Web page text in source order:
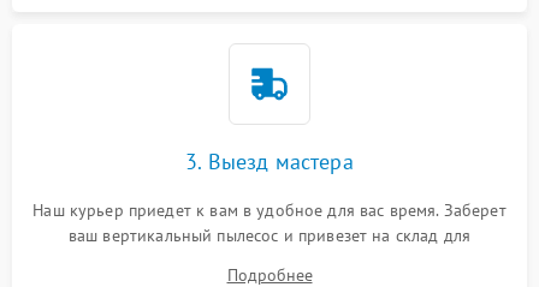
3. Выезд мастера
Наш курьер приедет к вам в удобное для вас время. Заберет
ваш вертикальный пылесос и привезет на склад для
Подробнее